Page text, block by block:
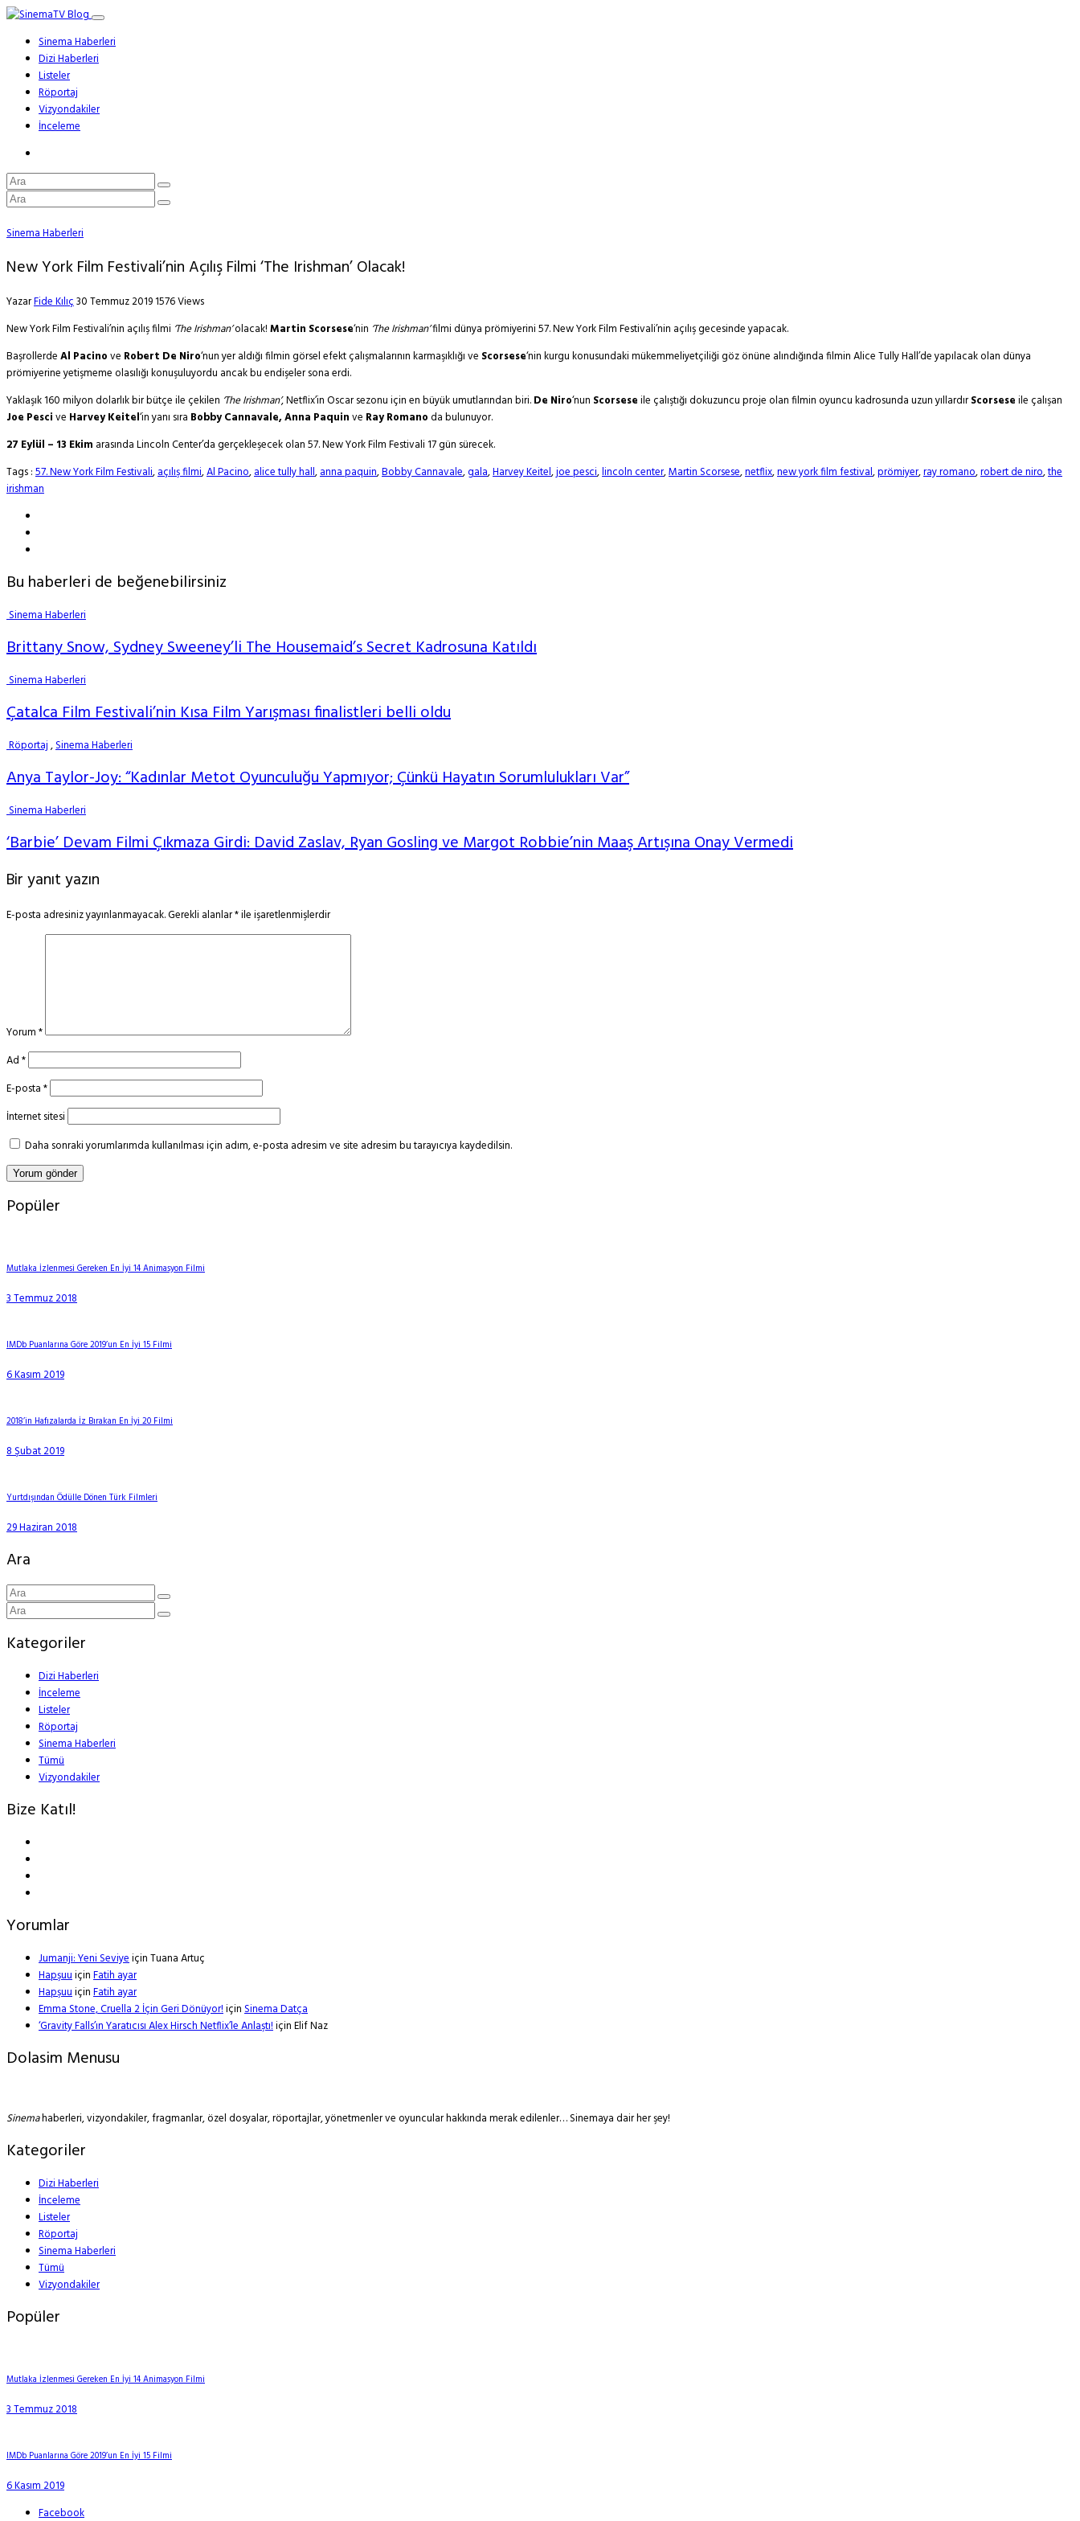
Sinema Haberleri
Dizi Haberleri
Listeler
Röportaj
Vizyondakiler
İnceleme
Sinema Haberleri
New York Film Festivali’nin Açılış Filmi ‘The Irishman’ Olacak!
YazarFide Kılıç30 Temmuz 20191576 Views
New York Film Festivali’nin açılış filmi ‘The Irishman’olacak!Martin Scorsese‘nin ‘The Irishman’filmi dünya prömiyerini 57. New York Film Festivali’nin açılış gecesinde yapacak.
BaşrollerdeAl Pacinove Robert De Niro‘nun yer aldığı filmin görsel efekt çalışmalarının karmaşıklığı ve Scorsese‘nin kurgu konusundaki mükemmeliyetçiliği göz önüne alındığında filmin Alice Tully Hall’de yapılacak olan dünya
prömiyerine yetişmeme olasılığı konuşuluyordu ancak bu endişeler sona erdi.
Yaklaşık 160 milyon dolarlık bir bütçe ile çekilen ‘The Irishman’, Netflix’in Oscar sezonu için en büyük umutlarından biri.De Niro‘nun Scorseseile çalıştığı dokuzuncu proje olan filmin oyuncu kadrosunda uzun yıllardırScorseseile çalışan
Joe Pescive Harvey Keitel‘in yanı sıra Bobby Cannavale, Anna Paquinve Ray Romano da bulunuyor.
27 Eylül – 13 Ekim arasında Lincoln Center’da gerçekleşecek olan 57. New York Film Festivali 17 gün sürecek.
Tags :57. New York Film Festivali,açılış filmi,Al Pacino,alice tully hall,anna paquin,Bobby Cannavale,gala,Harvey Keitel,joe pesci,lincoln center,Martin Scorsese,netflix,new york film festival,prömiyer,ray romano,robert de niro,the
irishman
Bu haberleri de beğenebilirsiniz
Sinema Haberleri
Brittany Snow, Sydney Sweeney’li The Housemaid’s Secret Kadrosuna Katıldı
Sinema Haberleri
Çatalca Film Festivali’nin Kısa Film Yarışması finalistleri belli oldu
Röportaj,Sinema Haberleri
Anya Taylor-Joy: “Kadınlar Metot Oyunculuğu Yapmıyor; Çünkü Hayatın Sorumlulukları Var”
Sinema Haberleri
‘Barbie’ Devam Filmi Çıkmaza Girdi: David Zaslav, Ryan Gosling ve Margot Robbie’nin Maaş Artışına Onay Vermedi
Bir yanıt yazın
E-posta adresiniz yayınlanmayacak.Gerekli alanlar*ile işaretlenmişlerdir
Yorum*
Ad*
E-posta*
İnternet sitesi
Daha sonraki yorumlarımda kullanılması için adım, e-posta adresim ve site adresim bu tarayıcıya kaydedilsin.
Popüler
Mutlaka İzlenmesi Gereken En İyi 14 Animasyon Filmi
3 Temmuz 2018
IMDb Puanlarına Göre 2019’un En İyi 15 Filmi
6 Kasım 2019
2018’in Hafızalarda İz Bırakan En İyi 20 Filmi
8 Şubat 2019
Yurtdışından Ödülle Dönen Türk Filmleri
29 Haziran 2018
Ara
Kategoriler
Dizi Haberleri
İnceleme
Listeler
Röportaj
Sinema Haberleri
Tümü
Vizyondakiler
Bize Katıl!
Yorumlar
Jumanji: Yeni SeviyeiçinTuana Artuç
HapşuuiçinFatih ayar
HapşuuiçinFatih ayar
Emma Stone, Cruella 2 İçin Geri Dönüyor!içinSinema Datça
‘Gravity Falls’ın Yaratıcısı Alex Hirsch Netflix’le Anlaştı!içinElif Naz
Dolasim Menusu
Sinemahaberleri, vizyondakiler, fragmanlar, özel dosyalar, röportajlar, yönetmenler ve oyuncular hakkında merak edilenler… Sinemaya dair her şey!
Kategoriler
Dizi Haberleri
İnceleme
Listeler
Röportaj
Sinema Haberleri
Tümü
Vizyondakiler
Popüler
Mutlaka İzlenmesi Gereken En İyi 14 Animasyon Filmi
3 Temmuz 2018
IMDb Puanlarına Göre 2019’un En İyi 15 Filmi
6 Kasım 2019
Facebook